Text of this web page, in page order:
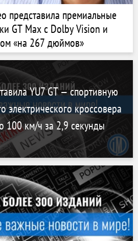
представила премиальные
GT Max с Dolby Vision и
«на 267 дюймов»
YU7 GT — спортивную
электрического кроссовера
100 км/ч за 2,9 секунды